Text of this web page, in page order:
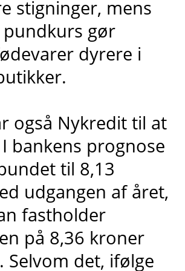
stigninger, mens
pundkurs gør
dyrere i
også Nykredit til at
bankens prognose
til 8,13
udgangen af året,
fastholder
på 8,36 kroner
Selvom det, ifølge